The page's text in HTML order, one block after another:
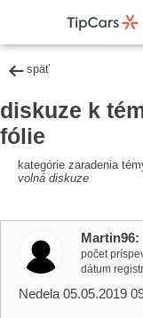
späť
diskuze k
fólie
kategórie zaradenia
volná diskuze
Martin96
počet
dátum
Nedela 05.05.2019